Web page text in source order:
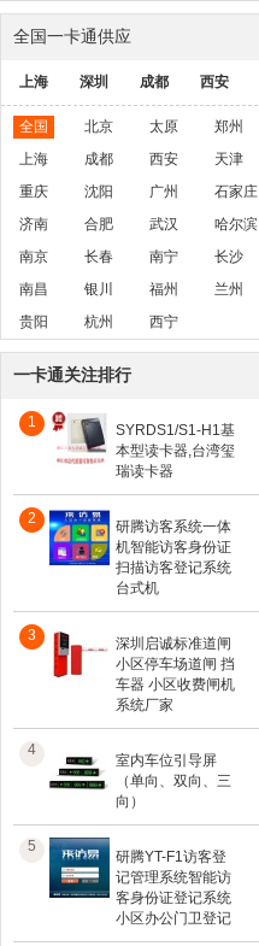
全国一卡通供应
上海 深圳 成都 西安
全国 北京 太原
郑州
上海
成都 西安
天津
重庆
沈阳 广州
石家庄
济南
合肥 武汉
哈尔滨
南京
长春 南宁
长沙
南昌
银川 福州
兰州
贵阳
杭州 西宁
一卡通关注排行
1
SYRDS1/S1-H1基
本型读卡器,台湾玺
瑞读卡器
2
研腾访客系统一体
机智能访客身份证
扫描访客登记系统
台式机
3
深圳启诚标准道闸
小区停车场道闸 挡
车器 小区收费闸机
系统厂家
4
室内车位引导屏
（单向、双向、三
向）
5
研腾YT-F1访客登
记管理系统智能访
客身份证登记系统
小区办公门卫登记